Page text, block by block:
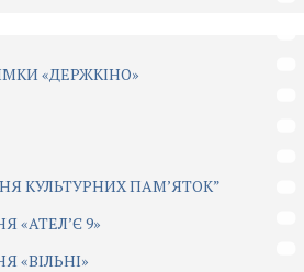
«ДЕРЖКІНО»
КУЛЬТУРНИХ ПАМ’ЯТОК”
«АТЕЛ’Є 9»
«ВІЛЬНІ»